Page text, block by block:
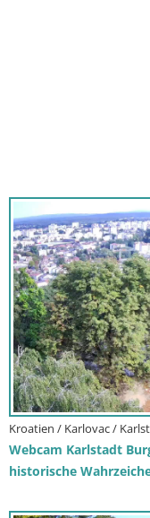
Kroatien / Karlovac /
Webcam Karlstadt
historische